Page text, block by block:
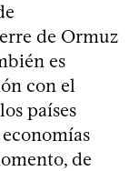
de Ormuz
es
con el
países
de